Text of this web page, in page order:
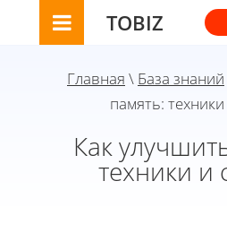
TOBIZ
Главная \ База знаний
память:
Как
техники и